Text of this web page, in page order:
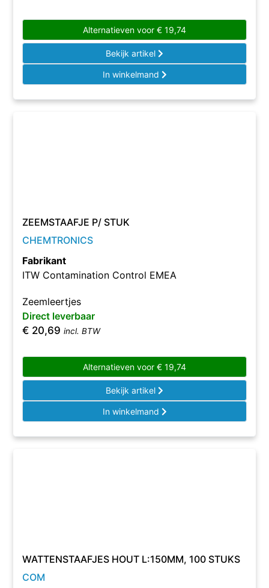
Alternatieven voor € 19,74
Bekijk artikel
In winkelmand
ZEEMSTAAFJE P/ STUK
CHEMTRONICS
Fabrikant
ITW Contamination Control EMEA
Zeemleertjes
Direct leverbaar
€ 20,69 incl. BTW
Alternatieven voor € 19,74
Bekijk artikel
In winkelmand
WATTENSTAAFJES HOUT L:150MM, 100 STUKS
COM